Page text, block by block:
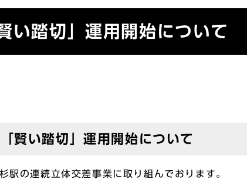
い踏切」運用開始について
賢い踏切」運用開始について
駅の連続立体交差事業に取り組んでおります。